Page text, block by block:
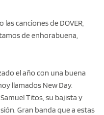
canciones de DOVER,
de enhorabuena,
el año con una buena
llamados New Day.
Titos, su bajista y
Gran banda que a estas